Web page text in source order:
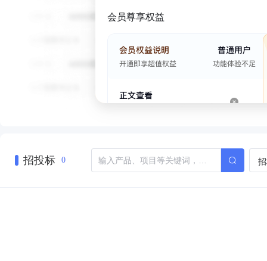
会员尊享权益
招投标 0